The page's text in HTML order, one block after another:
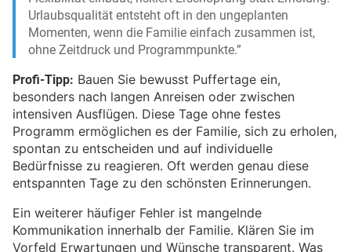
Urlaubsqualität entsteht oft in den ungeplanten
Momenten, wenn die Familie einfach zusammen ist,
ohne Zeitdruck und Programmpunkte.”
Profi-Tipp: Bauen Sie bewusst Puffertage ein,
besonders nach langen Anreisen oder zwischen
intensiven Ausflügen. Diese Tage ohne festes
Programm ermöglichen es der Familie, sich zu erholen,
spontan zu entscheiden und auf individuelle
Bedürfnisse zu reagieren. Oft werden genau diese
entspannten Tage zu den schönsten Erinnerungen.
Ein weiterer häufiger Fehler ist mangelnde
Kommunikation innerhalb der Familie. Klären Sie im
Vorfeld Erwartungen und Wünsche transparent. Was